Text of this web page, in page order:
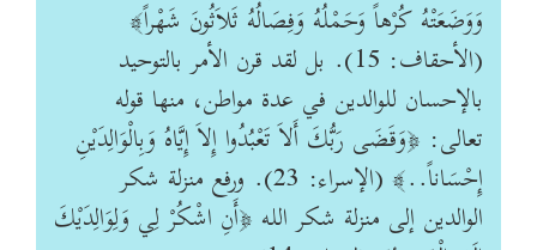
وَوَضَعَتْهُ كُرْهاً وَحَمْلُهُ وَفِصَالُهُ ثَلاَثُونَ شَهْراً﴾
(الأحقاف: 15). بل لقد قرن الأمر بالتوحيد
بالإحسان للوالدين في عدة مواطن، منها قوله
تعالى: ﴿وَقَضَى رَبُّكَ أَلاَ تَعْبُدُوا إِلاَ إِيَّاهُ وَبِالْوَالِدَيْنِ
إِحْسَاناً..﴾ (الإسراء: 23). ورفع منزلة شكر
الوالدين إلى منزلة شكر الله ﴿أَنِ اشْكُرْ لِي وَلِوَالِدَيْكَ